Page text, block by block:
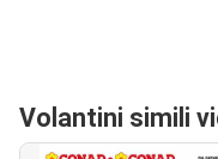
Volantini simili